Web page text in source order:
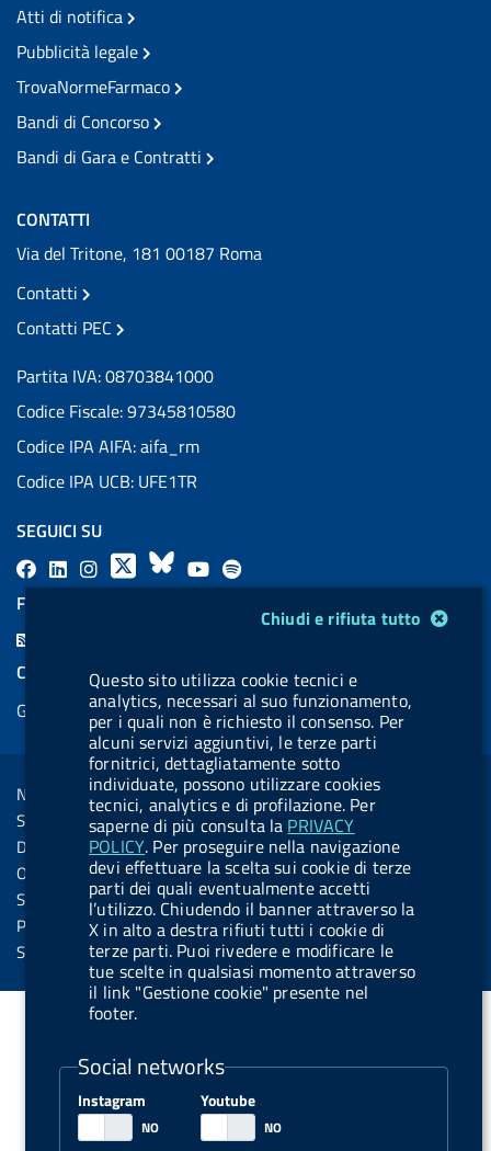
Chiudi e rifiuta tutto
Questo sito utilizza cookie tecnici e
analytics, necessari al suo funzionamento,
per i quali non è richiesto il consenso. Per
alcuni servizi aggiuntivi, le terze parti
fornitrici, dettagliatamente sotto
individuate, possono utilizzare cookies
tecnici, analytics e di profilazione. Per
saperne di più consulta la PRIVACY
POLICY. Per proseguire nella navigazione
devi effettuare la scelta sui cookie di terze
parti dei quali eventualmente accetti
l’utilizzo. Chiudendo il banner attraverso la
X in alto a destra rifiuti tutti i cookie di
terze parti. Puoi rivedere e modificare le
tue scelte in qualsiasi momento attraverso
il link "Gestione cookie" presente nel
footer.
Social networks
Instagram Youtube
Atti di notifica
Pubblicità legale
TrovaNormeFarmaco
Bandi di Concorso
Bandi di Gara e Contratti
CONTATTI
Via del Tritone, 181 00187 Roma
Contatti
Contatti PEC
Partita IVA: 08703841000
Codice Fiscale: 97345810580
Codice IPA AIFA: aifa_rm
Codice IPA UCB: UFE1TR
SEGUICI SU
F
a
L
i
a
l
.
b
u
t
t
o
n
.
i
n
s
a
g
X
B
l
s
k
y
Y
o
u
b
e
l
a
l
.
b
u
t
t
o
n
.
s
p
i
f
FEED RSS
COOKIES
Gestione cookie
Sezione Link Utili
Note legali
Social Media Policy
Dichiarazione di accessibilità
Obiettivi di accessibilità
Statistiche sito
Privacy
Servizi Online